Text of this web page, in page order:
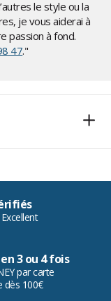
le style ou la
je vous aiderai à
passion à fond.
47."
3 ou 4 fois
par carte
dès 100€